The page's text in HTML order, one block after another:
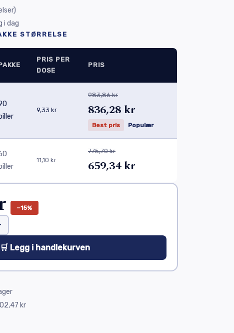
)
i dag
STØRRELSE
PRIS PER
DOSE
PRIS
9,33 kr
983,86 kr
836,28 kr
Best pris Populær
11,10 kr
775,70 kr
659,34 kr
−15%
🛒 Legg i handlekurven
kr